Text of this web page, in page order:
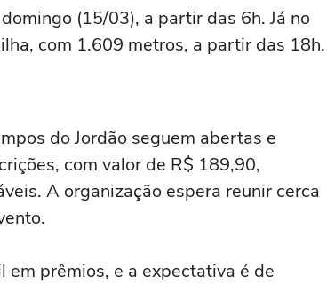
(15/03), a partir das 6h. Já no
com 1.609 metros, a partir das 18h.
do Jordão seguem abertas e
com valor de R$ 189,90,
A organização espera reunir cerca
prêmios, e a expectativa é de